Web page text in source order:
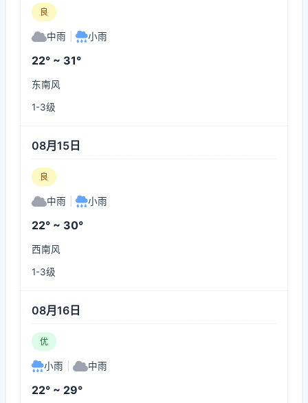
良
中雨 小雨
22° ~ 31°
东南风
1-3级
08月15日
良
中雨 小雨
22° ~ 30°
西南风
1-3级
08月16日
优
小雨 中雨
22° ~ 29°